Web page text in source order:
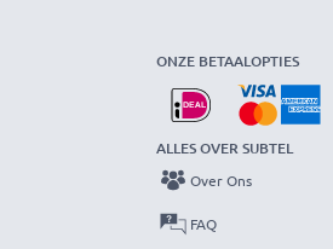
ONZE BETAALOPTIES
ALLES OVER SUBTEL
Over Ons
FAQ